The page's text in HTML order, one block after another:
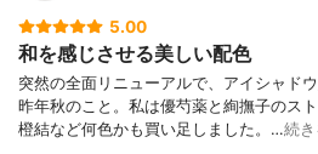
5.00
和を感じさせる美しい配色
突然の全面リニューアルで、アイシャド
昨年秋のこと。私は優芍薬と絢撫子のス
橙結など何色かも買い足しました。…続